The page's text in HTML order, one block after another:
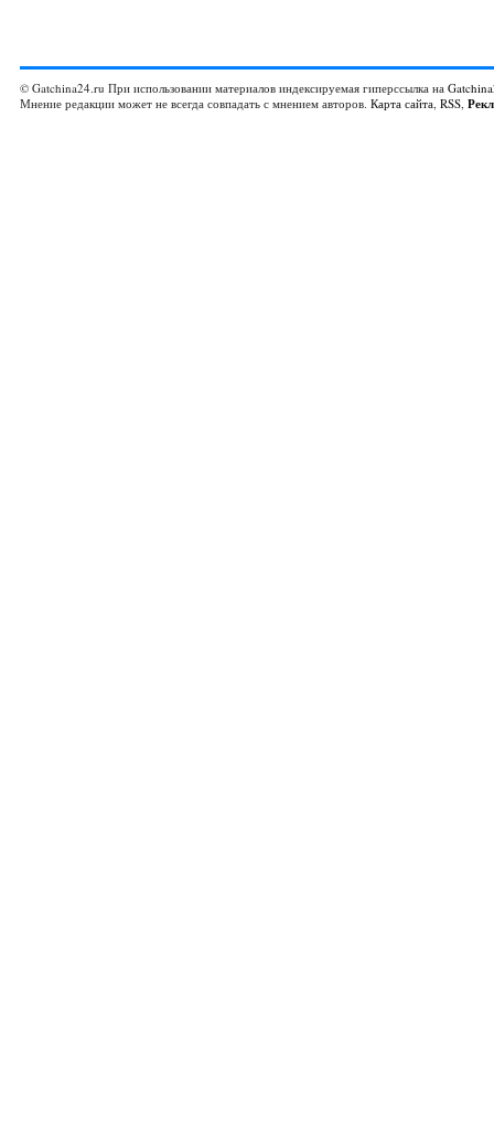
© Gatchina24.ru При использовании материалов индексируемая гиперссылка на
Мнение редакции может не всегда совпадать с мнением авторов. Карта сайта, RSS,